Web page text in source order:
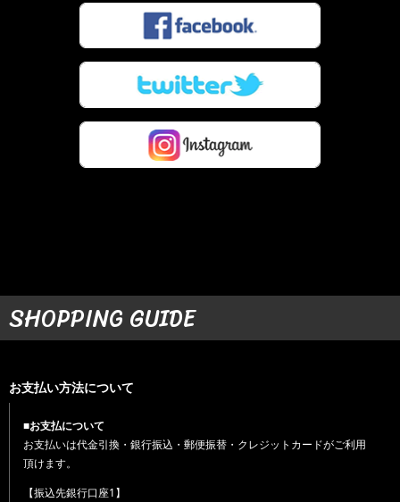
SHOPPING GUIDE
お支払い方法について
■お支払について
お支払いは代金引換・銀行振込・郵便振替・クレジットカードがご利用
頂けます。
【振込先銀行口座1】